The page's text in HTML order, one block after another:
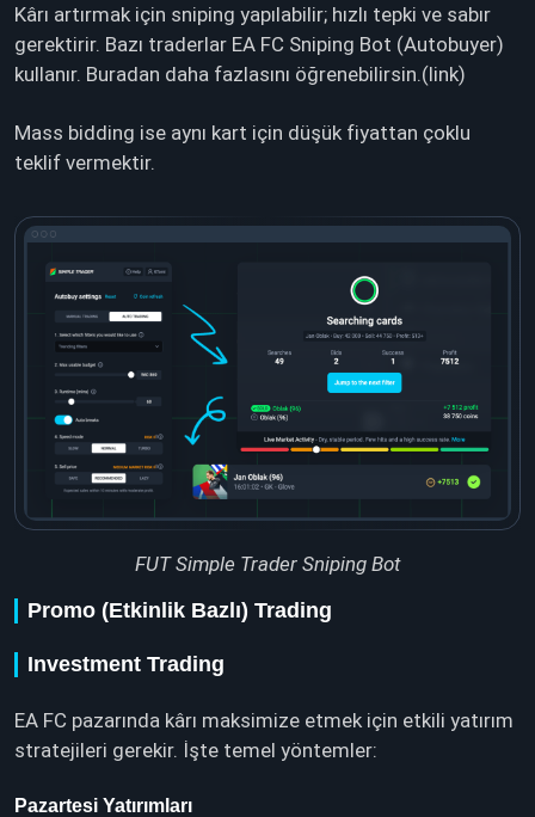
Kârı artırmak için sniping yapılabilir; hızlı tepki ve sabır
gerektirir. Bazı traderlar EA FC Sniping Bot (Autobuyer)
kullanır. Buradan daha fazlasını öğrenebilirsin.(link)
Mass bidding ise aynı kart için düşük fiyattan çoklu
teklif vermektir.
FUT Simple Trader Sniping Bot
Promo (Etkinlik Bazlı) Trading
Investment Trading
EA FC pazarında kârı maksimize etmek için etkili yatırım
stratejileri gerekir. İşte temel yöntemler:
Pazartesi Yatırımları